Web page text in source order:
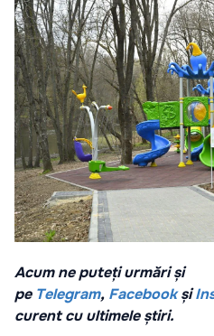
Acum ne puteți urmări și
pe Telegram, Facebook și
curent cu ultimele știri.